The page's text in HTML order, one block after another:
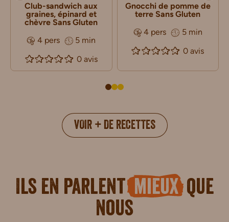
Club-sandwich aux
graines, épinard et
chèvre Sans Gluten
4 pers
5 min
0 avis
Gnocchi de pomme de
terre Sans Gluten
4 pers
5 min
0 avis
VOIR + DE RECETTES
Ils en parlent mieuxque
nous